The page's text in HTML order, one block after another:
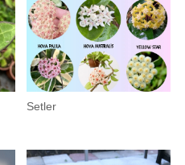
Setler